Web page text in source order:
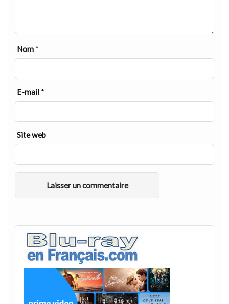
Nom *
E-mail *
Site web